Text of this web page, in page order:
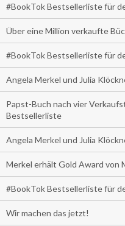
#BookTok Bestsellerliste für
Über eine Million verkaufte
#BookTok Bestsellerliste für
Angela Merkel und Julia
Papst-Buch nach vier
Bestsellerliste
Angela Merkel und Julia
Merkel erhält Gold Award von
#BookTok Bestsellerliste für
Wir machen das jetzt!